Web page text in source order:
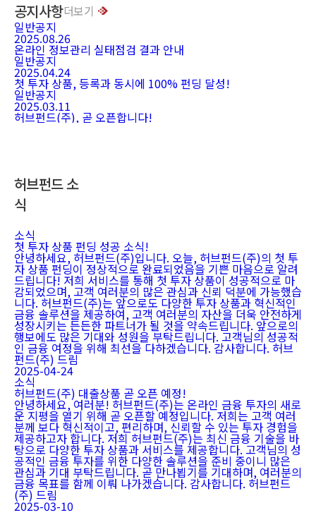
공지사항더보기
일반공지
2025.08.26
온라인 정보관리 실태점검 결과 안내
일반공지
2025.04.24
첫 투자 상품, 등록과 동시에 100% 펀딩 달성!
일반공지
2025.03.11
허브펀드(주), 곧 오픈합니다!
허브펀드 소
식
소식
첫 투자 상품 펀딩 성공 소식!
안녕하세요, 허브펀드(주)입니다. 오늘, 허브펀드(주)의 첫 투
자 상품 펀딩이 정상적으로 완료되었음을 기쁜 마음으로 알려
드립니다! 저희 서비스를 통해 첫 투자 상품이 성공적으로 마
감되었으며, 고객 여러분의 많은 관심과 신뢰 덕분에 가능했습
니다. 허브펀드(주)는 앞으로도 다양한 투자 상품과 혁신적인
금융 솔루션을 제공하여, 고객 여러분의 자산을 더욱 안전하게
성장시키는 든든한 파트너가 될 것을 약속드립니다. 앞으로의
행보에도 많은 기대와 성원을 부탁드립니다. 고객님의 성공적
인 금융 여정을 위해 최선을 다하겠습니다. 감사합니다. 허브
펀드(주) 드림
2025-04-24
소식
허브펀드(주) 대출상품 곧 오픈 예정!
안녕하세요, 여러분! 허브펀드(주)는 온라인 금융 투자의 새로
운 지평을 열기 위해 곧 오픈할 예정입니다. 저희는 고객 여러
분께 보다 혁신적이고, 편리하며, 신뢰할 수 있는 투자 경험을
제공하고자 합니다. 저희 허브펀드(주)는 최신 금융 기술을 바
탕으로 다양한 투자 상품과 서비스를 제공합니다. 고객님의 성
공적인 금융 투자를 위한 다양한 솔루션을 준비 중이니 많은
관심과 기대 부탁드립니다. 곧 만나뵙기를 기대하며, 여러분의
금융 목표를 함께 이뤄 나가겠습니다. 감사합니다. 허브펀드
(주) 드림
2025-03-10